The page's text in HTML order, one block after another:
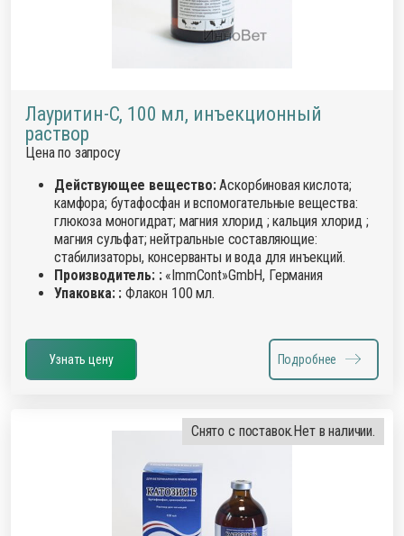
Лауритин-С, 100 мл, инъекционный
раствор
Цена по запросу
Действующее вещество:Аскорбиновая кислота;
камфора; бутафосфан и вспомогательные вещества:
глюкоза моногидрат; магния хлорид ; кальция хлорид ;
магния сульфат; нейтральные составляющие:
стабилизаторы, консерванты и вода для инъекций.
Производитель: :«ImmCont»GmbH, Германия
Упаковка: : Флакон 100 мл.
Узнать цену Подробнее
Снято с поставок.Нет в наличии.